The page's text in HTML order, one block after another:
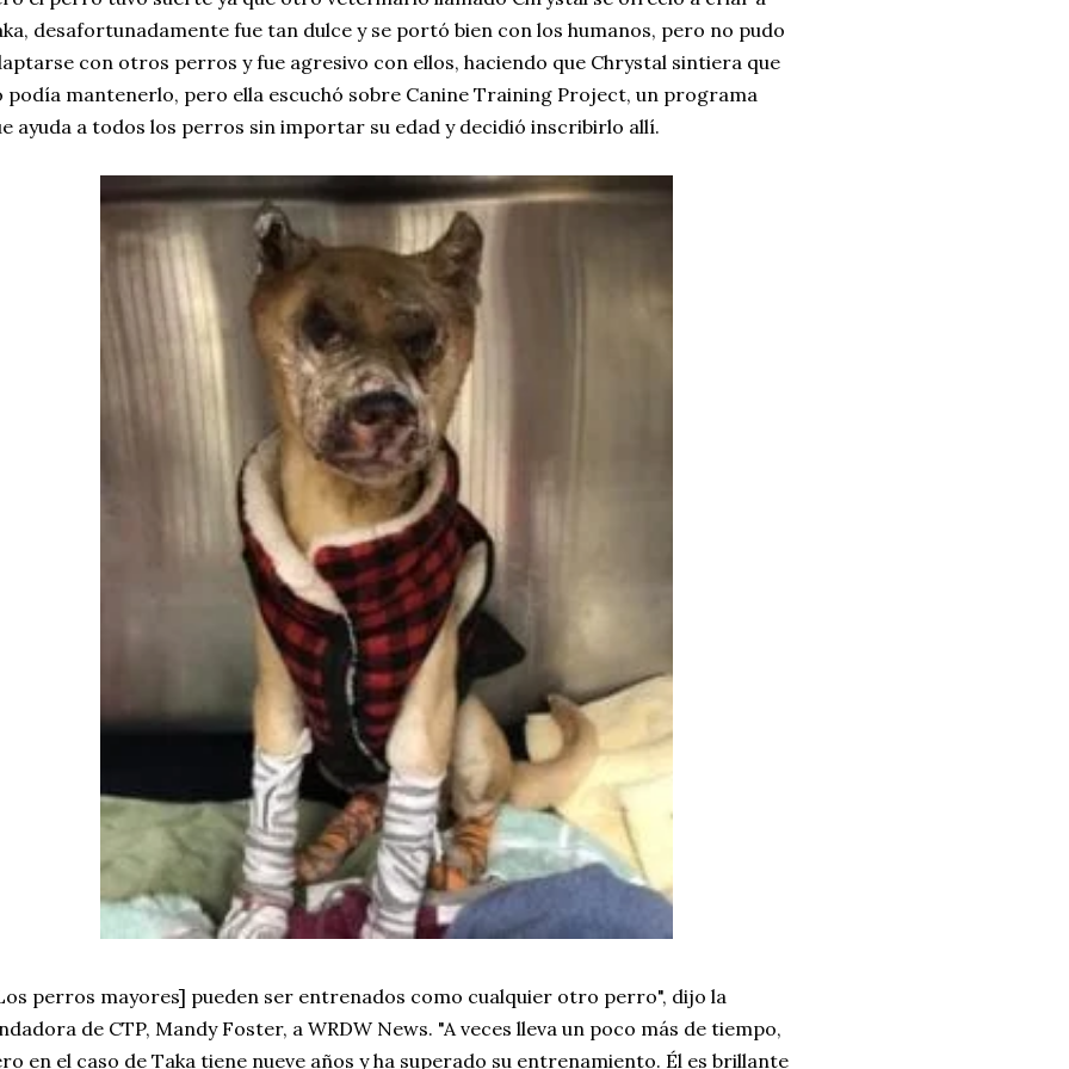
desafortunadamente fue tan dulce y se portó bien con los humanos, pero no pudo
con otros perros y fue agresivo con ellos, haciendo que Chrystal sintiera que
podía mantenerlo, pero ella escuchó sobre Canine Training Project, un programa
ayuda a todos los perros sin importar su edad y decidió inscribirlo allí.
perros mayores] pueden ser entrenados como cualquier otro perro", dijo la
de CTP, Mandy Foster, a WRDW News. "A veces lleva un poco más de tiempo,
en el caso de Taka tiene nueve años y ha superado su entrenamiento. Él es brillante